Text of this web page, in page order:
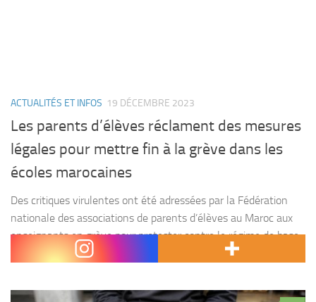
ACTUALITÉS ET INFOS 19 DÉCEMBRE 2023
Les parents d’élèves réclament des mesures
légales pour mettre fin à la grève dans les
écoles marocaines
Des critiques virulentes ont été adressées par la Fédération
nationale des associations de parents d’élèves au Maroc aux
enseignants en grève pour protester contre le régime de base
des employés du secteur de l’éducation...